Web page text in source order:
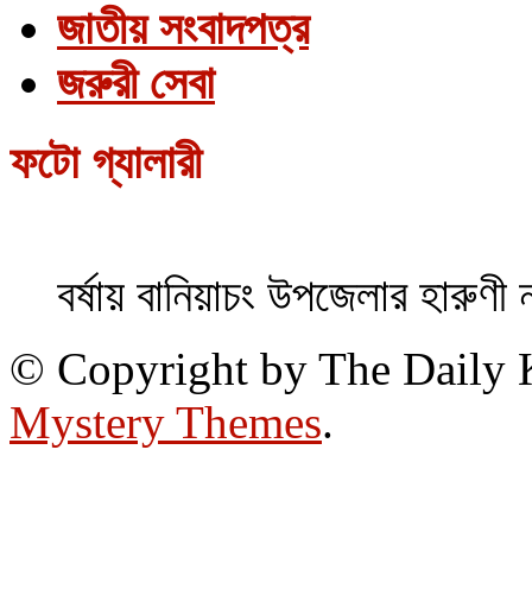
জাতীয় সংবাদপত্র
জরুরী সেবা
ফটো গ্যালারী
বর্ষায় বানিয়াচং উপজেলার হারুণী
© Copyright by The Daily
Mystery Themes.